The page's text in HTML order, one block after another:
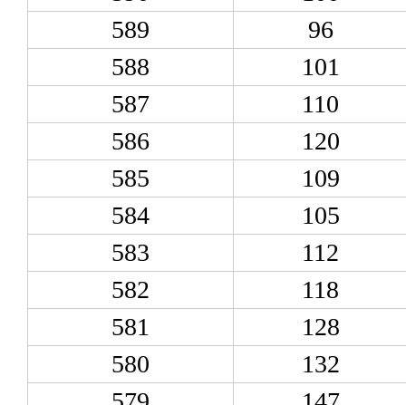
589
96
588
101
587
110
586
120
585
109
584
105
583
112
582
118
581
128
580
132